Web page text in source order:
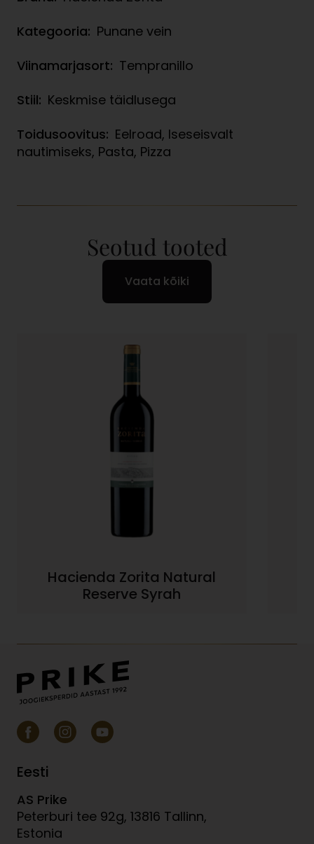
Kategooria: Punane vein
Viinamarjasort: Tempranillo
Stiil: Keskmise täidlusega
Toidusoovitus: Eelroad, Iseseisvalt
nautimiseks, Pasta, Pizza
Seotud tooted
Vaata kõiki
Hacienda Zorita Natural
Reserve Syrah
Eesti
AS Prike
Peterburi tee 92g, 13816 Tallinn,
Estonia